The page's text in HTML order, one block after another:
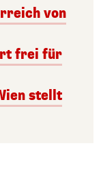
von
frei für
stellt